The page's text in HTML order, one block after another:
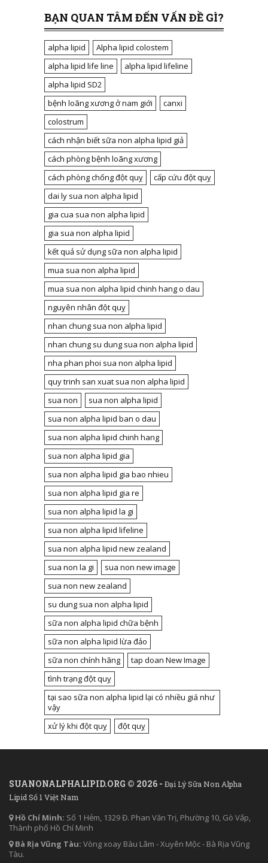
BẠN QUAN TÂM ĐẾN VẤN ĐỀ GÌ?
alpha lipid
Alpha lipid colostem
alpha lipid life line
alpha lipid lifeline
alpha lipid SD2
bệnh loãng xương ở nam giới
canxi
colostrum
cách nhận biết sữa non alpha lipid giả
cách phòng bệnh loãng xương
cách phòng chống đột quỵ
cấp cứu đột quỵ
dai ly sua non alpha lipid
gia cua sua non alpha lipid
gia sua non alpha lipid
kết quả sử dụng sữa non alpha lipid
mua sua non alpha lipid
mua sua non alpha lipid chinh hang o dau
nguyên nhân đột quỵ
nhan chung sua non alpha lipid
nhan chung su dung sua non alpha lipid
nha phan phoi sua non alpha lipid
quy trinh san xuat sua non alpha lipid
sua non
sua non alpha lipid
sua non alpha lipid ban o dau
sua non alpha lipid chinh hang
sua non alpha lipid gia
sua non alpha lipid gia bao nhieu
sua non alpha lipid gia re
sua non alpha lipid la gi
sua non alpha lipid lifeline
sua non alpha lipid new zealand
sua non la gi
sua non new image
sua non new zealand
su dung sua non alpha lipid
sữa non alpha lipid chữa bệnh
sữa non alpha lipid lừa đảo
sữa non chính hãng
tap doan New Image
tình trạng đột quỵ
tại sao sữa non alpha lipid lại có nhiều giá như
vậy
xử lý khi đột quỵ
đột quỵ
SUANONALPHALIPID.ORG © 2026 - Đại Lý Sữa Non Alpha
Lipid Số 1 Việt Nam
Hồ Chí Minh: Số 1 Hẻm, 1329 Đ. Phan Văn Trị, Phường 10, Gò Vấp,
Thành phố Hồ Chí Minh
Bà Rịa Vũng Tàu: Vòng xoay Bàu Lâm - Xuyên Mộc - Bà Rịa Vũng
Tàu.